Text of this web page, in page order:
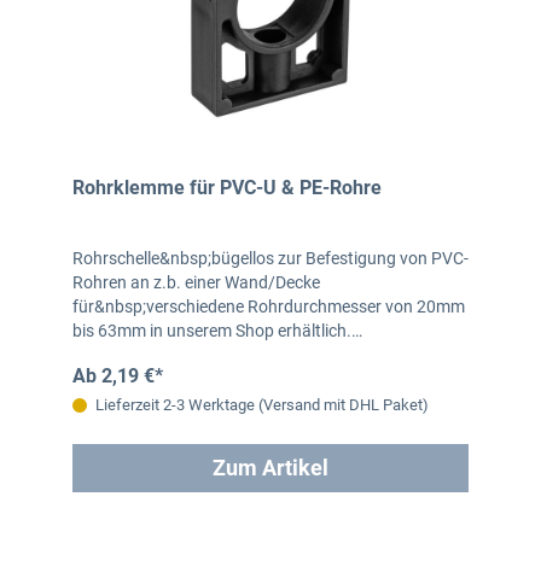
Rohrklemme für PVC-U & PE-Rohre
Rohrschelle&nbsp;bügellos zur Befestigung von PVC-
Rohren an z.b. einer Wand/Decke
für&nbsp;verschiedene Rohrdurchmesser von 20mm
bis 63mm in unserem Shop erhältlich.…
Ab 2,19 €*
Lieferzeit 2-3 Werktage (Versand mit DHL Paket)
Zum Artikel